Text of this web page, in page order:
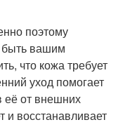
поэтому
быть вашим
что кожа требует
уход помогает
её от внешних
восстанавливает